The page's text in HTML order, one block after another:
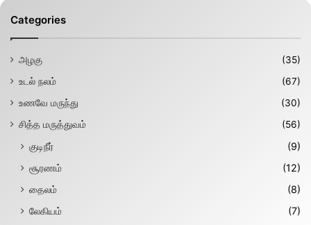
Categories
அழகு
(35)
உடல் நலம்
(67)
உணவே மருந்து
(30)
சித்த மருத்துவம்
(56)
குடிநீர்
(9)
சூரணம்
(12)
தைலம்
(8)
லேகியம்
(7)